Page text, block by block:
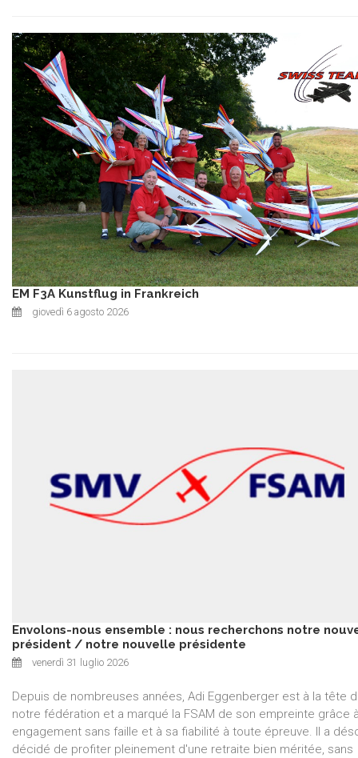
EM F3A Kunstflug in Frankreich
giovedì 6 agosto 2026
Envolons-nous ensemble : nous recherchons notre
président / notre nouvelle présidente
venerdì 31 luglio 2026
Depuis de nombreuses années, Adi Eggenberger est à la tête
notre fédération et a marqué la FSAM de son empreinte grâce
engagement sans faille et à sa fiabilité à toute épreuve. Il a
décidé de profiter pleinement d'une retraite bien méritée, sans